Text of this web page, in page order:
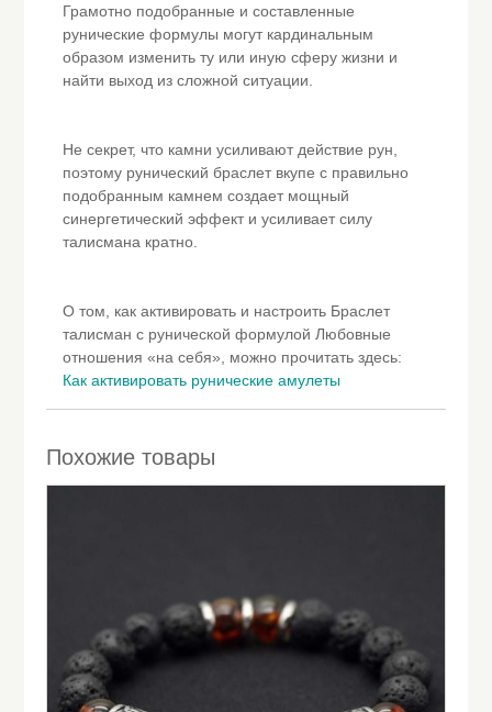
Грамотно подобранные и составленные
рунические формулы могут кардинальным
образом изменить ту или иную сферу жизни и
найти выход из сложной ситуации.
Не секрет, что камни усиливают действие рун,
поэтому рунический браслет вкупе с правильно
подобранным камнем создает мощный
синергетический эффект и усиливает силу
талисмана кратно.
О том, как активировать и настроить Браслет
талисман с рунической формулой Любовные
отношения «на себя», можно прочитать здесь:
Как активировать рунические амулеты
Похожие товары